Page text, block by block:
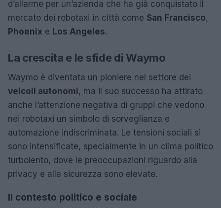
d’allarme per un’azienda che ha già conquistato il
mercato dei robotaxi in città come San Francisco,
Phoenix e Los Angeles.
La crescita e le sfide di Waymo
Waymo è diventata un pioniere nel settore dei
veicoli autonomi, ma il suo successo ha attirato
anche l’attenzione negativa di gruppi che vedono
nei robotaxi un simbolo di sorveglianza e
automazione indiscriminata. Le tensioni sociali si
sono intensificate, specialmente in un clima politico
turbolento, dove le preoccupazioni riguardo alla
privacy e alla sicurezza sono elevate.
Il contesto politico e sociale